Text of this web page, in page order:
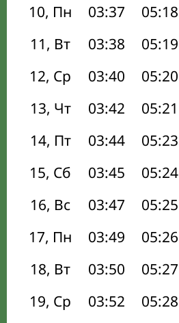
10, Пн
03:37 05:18
11, Вт
03:38 05:19
12, Ср
03:40 05:20
13, Чт
03:42 05:21
14, Пт
03:44 05:23
15, Сб
03:45 05:24
16, Вс
03:47 05:25
17, Пн
03:49 05:26
18, Вт
03:50 05:27
19, Ср
03:52 05:28